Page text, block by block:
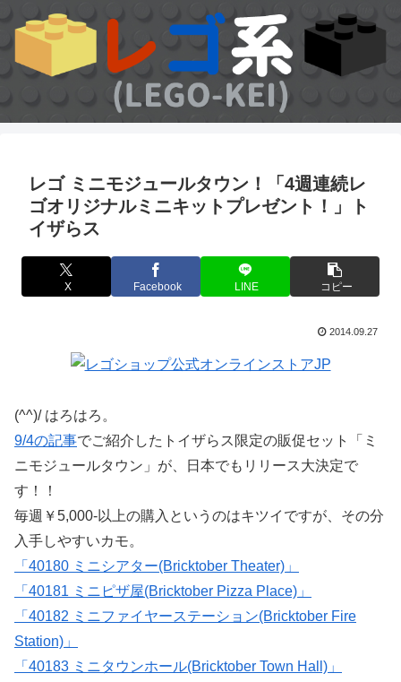
レゴ ミニモジュールタウン！「4週連続レ
ゴオリジナルミニキットプレゼント！」ト
イザらス
X Facebook LINE コピー
2014.09.27
(^^)/ はろはろ。
9/4の記事でご紹介したトイザらス限定の販促セット「ミ
ニモジュールタウン」が、日本でもリリース大決定で
す！！
毎週￥5,000-以上の購入というのはキツイですが、その分
入手しやすいカモ。
「40180 ミニシアター(Bricktober Theater)」
「40181 ミニピザ屋(Bricktober Pizza Place)」
「40182 ミニファイヤーステーション(Bricktober Fire
Station)」
「40183 ミニタウンホール(Bricktober Town Hall)」